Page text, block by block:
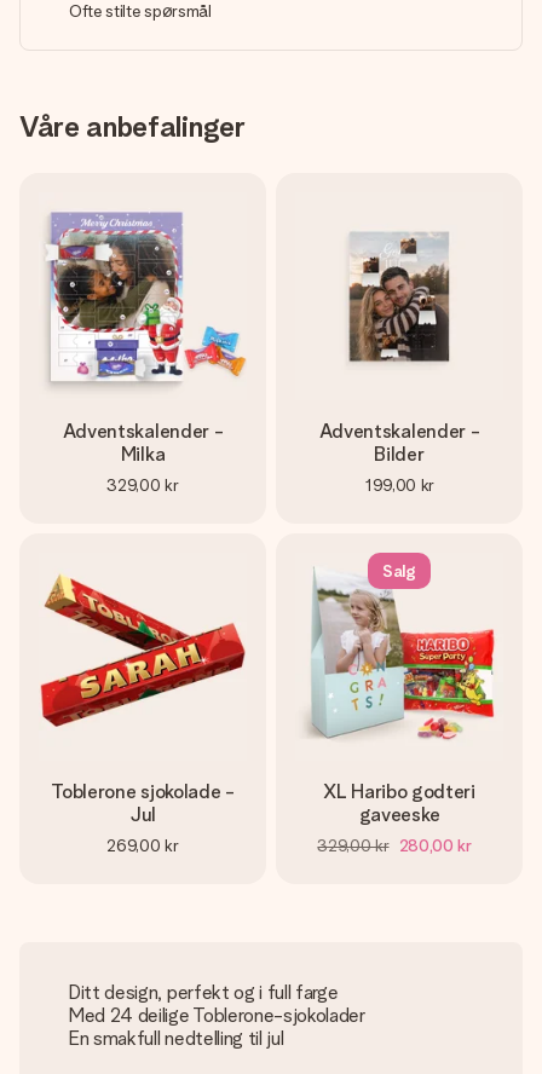
Ofte stilte spørsmål
Våre anbefalinger
Adventskalender -
Milka
329,00 kr
Adventskalender -
Bilder
199,00 kr
Toblerone sjokolade -
Jul
269,00 kr
Salg
XL Haribo godteri
gaveeske
329,00 kr 280,00 kr
Ditt design, perfekt og i full farge
Med 24 deilige Toblerone-sjokolader
En smakfull nedtelling til jul